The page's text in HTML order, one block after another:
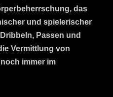
das
und spielerischer
Passen und
Vermittlung von
immer im